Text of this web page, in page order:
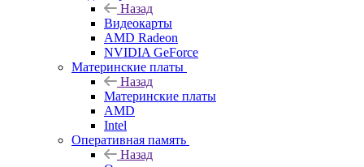
Назад
Видеокарты
AMD Radeon
NVIDIA GeForce
Материнские платы
Назад
Материнские платы
AMD
Intel
Оперативная память
Назад